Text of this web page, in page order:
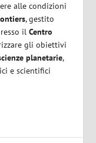
alle condizioni
, gestito
ilCentro
gli obiettivi
planetarie,
e scientifici